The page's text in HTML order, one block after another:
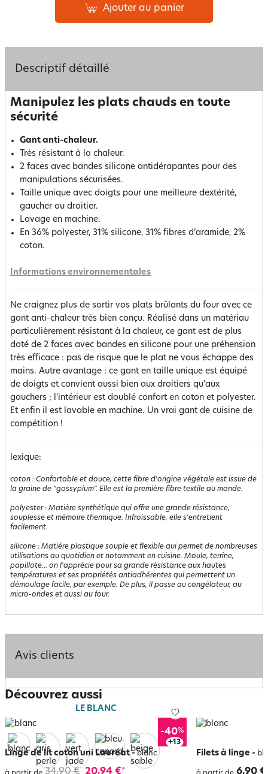
Ajouter au panier
Descriptif détaillé
Manipulez les plats chauds en toute
sécurité
Gant anti-chaleur.
Très résistant à la chaleur.
2 faces avec bandes silicone antidérapantes pour des
manipulations sécurisées.
Taille unique avec doigts pour une meilleure dextérité,
gaucher ou droitier.
Lavage en machine.
En 36% polyester, 31% silicone, 31% fibres d’aramide, 2%
coton.
Informations environnementales
Ne craignez plus de sortir vos plats brûlants du four avec ce
gant anti-chaleur très bien conçu. Réalisé dans un matériau
particulièrement résistant à la chaleur, ce gant est de plus
doté de 2 faces avec bandes en silicone pour une préhension
très efficace : pas de risque que le plat ne vous échappe des
mains. Autre avantage : ce gant en taille unique est équipé
de doigts et convient aussi bien aux droitiers qu'aux
gauchers ; l'intérieur est doublé confort en coton et polyester.
Et enfin il est lavable en machine. Un vrai gant de cuisine de
compétition !
lexique:
coton : Confortable et douce, cette fibre d'origine végétale est issue de
la graine de "gossypium". Elle est la première fibre textile au monde.
polyester: Matière synthétique qui offre une grande résistance,
souplesse et mémoire thermique. Infroissable, elle s'entretient
facilement.
silicone : Matière plastique souple et flexible qui permet de nombreuses
utilisations au quotidien et notamment en cuisine. Moule, terrine,
papillote... on l'apprécie pour sa grande résistance aux hautes
températures et ses propriétés antiadhérentes qui permettent un
démoulage facile, par exemple. De plus, il passe au congélateur, au
micro-ondes et aussi au four.
Avis clients
Découvrez aussi
LE BLANC
-40%
+17
Linge de lit coton uni Lauréat- blanc
34,90 € 20,94 €*
Filets à linge -
6,90 €